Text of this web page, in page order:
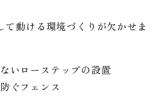
て動ける環境づくりが欠かせま
いローステップの設置
ぐフェンス